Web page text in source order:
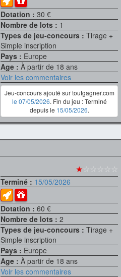
Dotation :30 €
Nombre de lots : 1
Types de jeu-concours :Tirage +
Simple inscription
Pays : Europe
Age :À partir de 18 ans
Voir les commentaires
Jeu-concours ajouté sur toutgagner.com
le 07/05/2026. Fin du jeu : Terminé
depuis le 15/05/2026.
★☆☆☆☆☆
Terminé : 15/05/2026
Dotation :60 €
Nombre de lots :2
Types de jeu-concours :Tirage +
Simple inscription
Pays : Europe
Age :À partir de 18 ans
Voir les commentaires